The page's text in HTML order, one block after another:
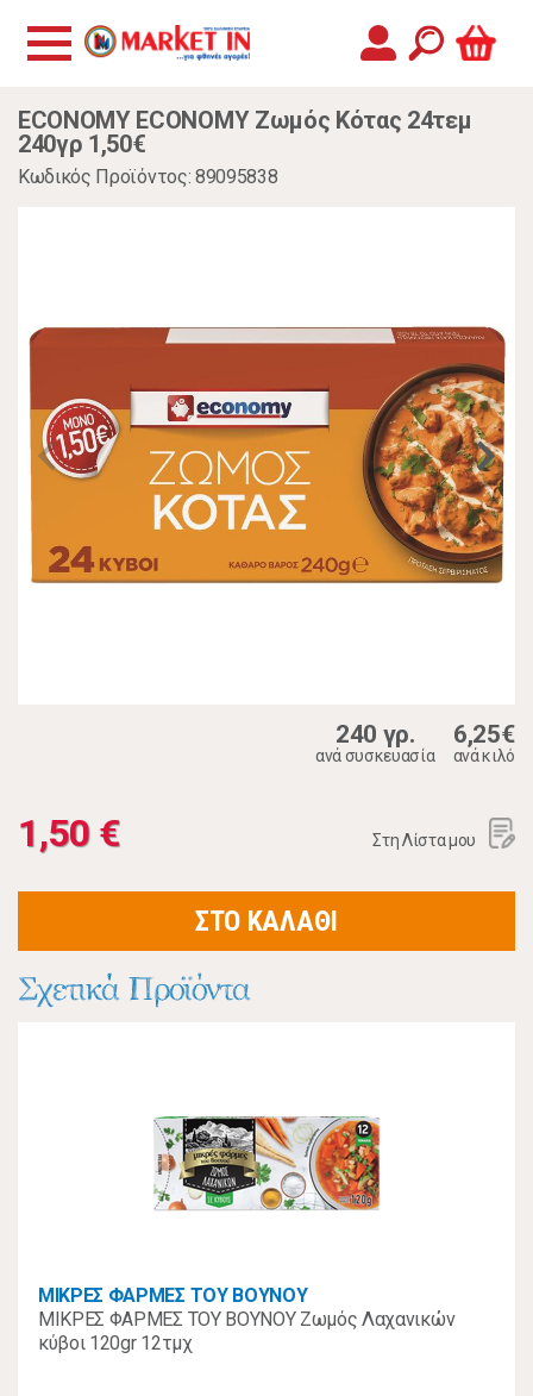
ECONOMY ECONOMY Ζωμός Κότας 24τεμ
240γρ 1,50€
Κωδικός Προϊόντος: 89095838
240 γρ.
ανά συσκευασία
6,25€
ανά κιλό
1,50 € Στη Λίστα μου
ΣΤΟ ΚΑΛΑΘΙ
Σχετικά Προϊόντα
ΜΙΚΡΕΣ ΦΑΡΜΕΣ ΤΟΥ ΒΟΥΝΟΥ
ΜΙΚΡΕΣ ΦΑΡΜΕΣ ΤΟΥ ΒΟΥΝΟΥ Ζωμός Λαχανικών
κύβοι 120gr 12τμχ